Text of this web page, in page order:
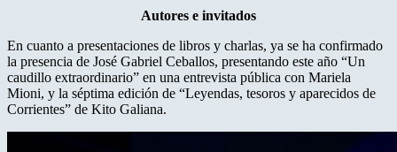
Autores e invitados
En cuanto a presentaciones de libros y charlas, ya se ha confirmado
la presencia de José Gabriel Ceballos, presentando este año “Un
caudillo extraordinario” en una entrevista pública con Mariela
Mioni, y la séptima edición de “Leyendas, tesoros y aparecidos de
Corrientes” de Kito Galiana.